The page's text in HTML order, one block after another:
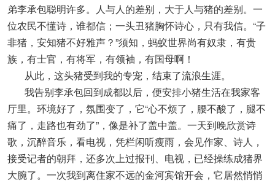
弟李承包聪明许多。人与人的差别，大于人与猪的差别。一
位农民不懂诗，谁都信；一头丑猪胸怀诗心，只有我信。“子
非猪，安知猪不好雅声？”须知，蚂蚁世界尚有奴隶，有贵
族，有士官，有将军，有领袖，有国母啊！
从此，这头猪受到我的专宠，结束了流浪生涯。
我告别李承包回到成都以后，便安排小猪生活在我家客
厅里。环境好了，氛围变了，它“心不烦了，腰不酸了，腿不
痛了，走路也有劲了”，像是补了盖中盖。一天到晚欣赏诗
歌，沉醉音乐，看电视，凭栏闲听瘦雨，会见作家、诗人，
接受记者的朝拜，还多次上过报刊、电视，已经操练成猪界
大腕了。一次我到离住家不远的金河宾馆开会，它居然悄悄